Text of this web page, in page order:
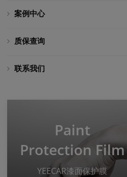
案例中心
质保查询
联系我们
Paint
Protection Film
YEECAR漆面保护膜